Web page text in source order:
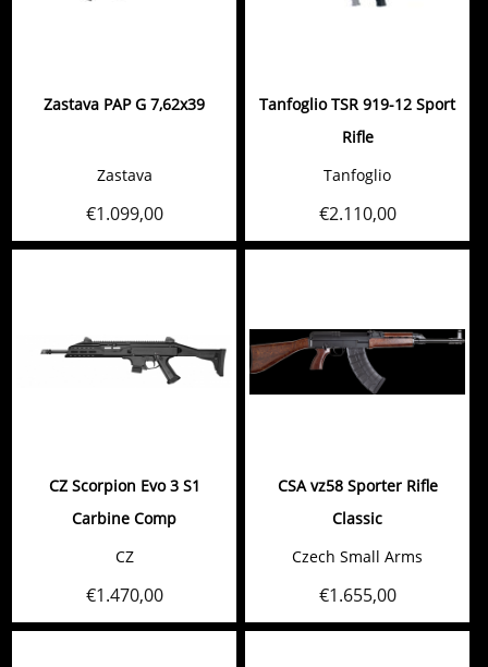
Zastava PAP G 7,62x39
Zastava
€1.099,00
Tanfoglio TSR 919-12 Sport
Rifle
Tanfoglio
€2.110,00
CZ Scorpion Evo 3 S1
Carbine Comp
CZ
€1.470,00
CSA vz58 Sporter Rifle
Classic
Czech Small Arms
€1.655,00